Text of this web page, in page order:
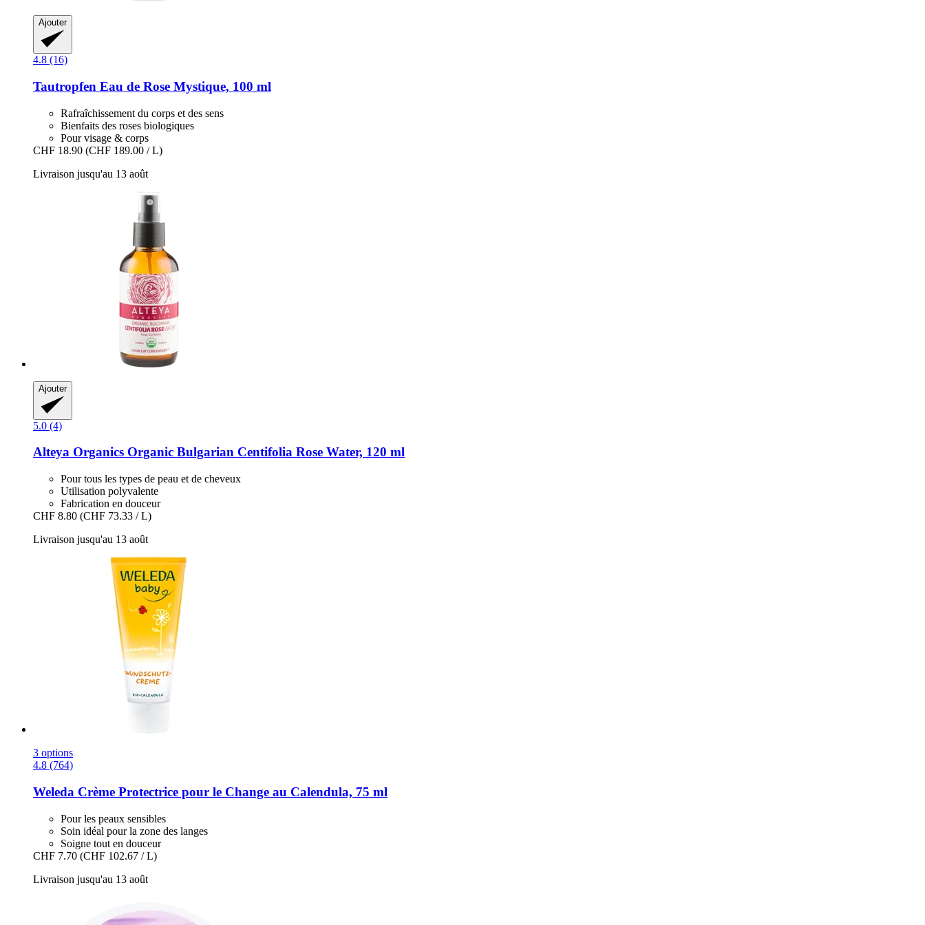
Ajouter
4.8 (16)
Tautropfen Eau de Rose Mystique, 100 ml
Rafraîchissement du corps et des sens
Bienfaits des roses biologiques
Pour visage & corps
CHF 18.90 (CHF 189.00 / L)
Livraison jusqu'au 13 août
Ajouter
5.0 (4)
Alteya Organics Organic Bulgarian Centifolia Rose Water, 120 ml
Pour tous les types de peau et de cheveux
Utilisation polyvalente
Fabrication en douceur
CHF 8.80 (CHF 73.33 / L)
Livraison jusqu'au 13 août
3 options
4.8 (764)
Weleda Crème Protectrice pour le Change au Calendula, 75 ml
Pour les peaux sensibles
Soin idéal pour la zone des langes
Soigne tout en douceur
CHF 7.70 (CHF 102.67 / L)
Livraison jusqu'au 13 août